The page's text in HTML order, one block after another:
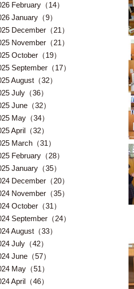
February（14）
January（9）
December（21）
November（21）
October（19）
September（17）
August（32）
July（36）
June（32）
May（34）
April（32）
March（31）
February（28）
January（35）
December（20）
November（35）
October（31）
September（24）
August（33）
July（42）
June（57）
May（51）
April（46）